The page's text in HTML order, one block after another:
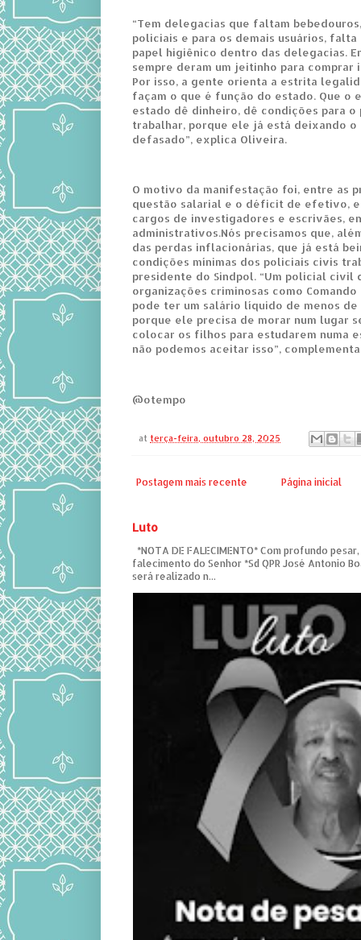
“Tem delegacias que faltam
policiais e para os demais usuários,
papel higiênico dentro das delegacias.
sempre deram um jeitinho para comprar
Por isso, a gente orienta a estrita
façam o que é função do estado. Que o
estado dê dinheiro, dê condições para
trabalhar, porque ele já está deixando
defasado”, explica Oliveira.
O motivo da manifestação foi, entre as
questão salarial e o déficit de efetivo,
cargos de investigadores e escrivães,
administrativos.Nós precisamos que,
das perdas inflacionárias, que já está
condições mínimas dos policiais civis
presidente do Sindpol. “Um policial civil
organizações criminosas como Comando
pode ter um salário líquido de menos de
porque ele precisa de morar num lugar
colocar os filhos para estudarem numa
não podemos aceitar isso”,
@otempo
at terça-feira, outubro 28, 2025
Postagem mais recente Página inicial
Luto
*NOTA DE FALECIMENTO* Com profundo
falecimento do Senhor *Sd QPR José Antonio
será realizado n...